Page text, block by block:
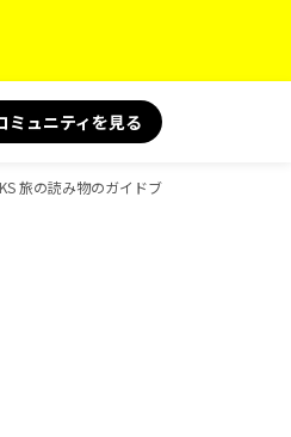
ミュニティを見る
旅の読み物のガイドブック一覧